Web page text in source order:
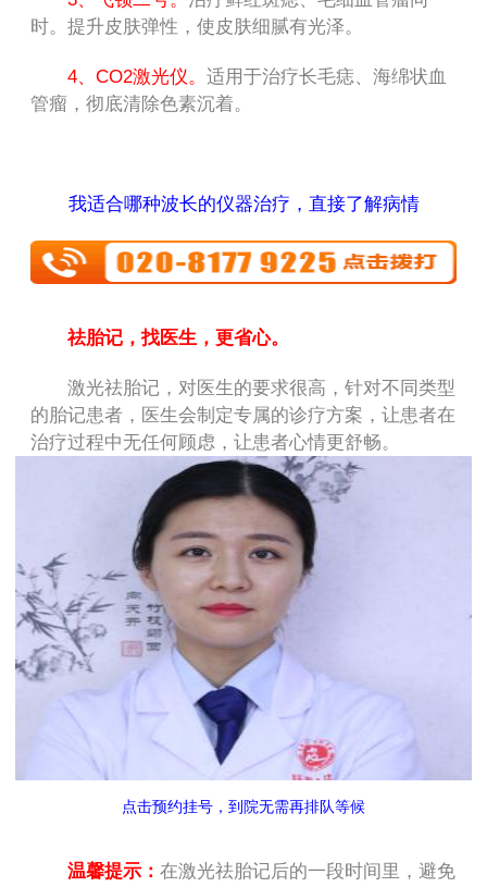
时。提升皮肤弹性，使皮肤细腻有光泽。
4、CO2激光仪。 适用于治疗长毛痣、海绵状血
管瘤，彻底清除色素沉着。
我适合哪种波长的仪器治疗，直接了解病情
祛胎记，找医生，更省心。
激光祛胎记，对医生的要求很高，针对不同类型
的胎记患者，医生会制定专属的诊疗方案，让患者在
治疗过程中无任何顾虑，让患者心情更舒畅。
点击预约挂号，到院无需再排队等候
温馨提示： 在激光祛胎记后的一段时间里，避免